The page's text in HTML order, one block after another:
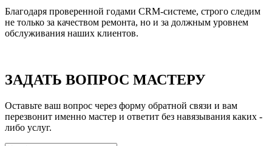
Благодаря проверенной годами CRM-системе, строго следим
не только за качеством ремонта, но и за должным уровнем
обслуживания наших клиентов.
ЗАДАТЬ ВОПРОС МАСТЕРУ
Оставьте ваш вопрос через форму обратной связи и вам
перезвонит именно мастер и ответит без навязывания каких -
либо услуг.